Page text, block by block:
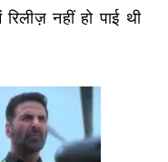
नहीं हो पाई थी